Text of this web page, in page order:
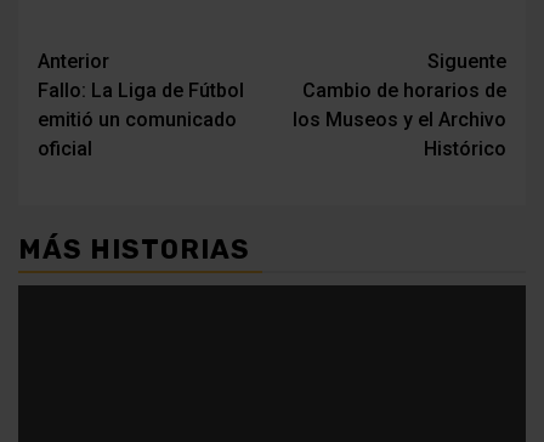
Navegación
de
entradas
Anterior
Fallo: La Liga de Fútbol
emitió un comunicado
oficial
Siguente
Cambio de horarios de
los Museos y el Archivo
Histórico
MÁS HISTORIAS